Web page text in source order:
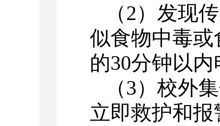
（2）发现
似食物中毒
的30分钟以内
（3）校外
立即救护和报